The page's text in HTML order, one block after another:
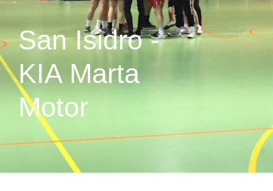
San Isidro -
KIA Marta
Motor